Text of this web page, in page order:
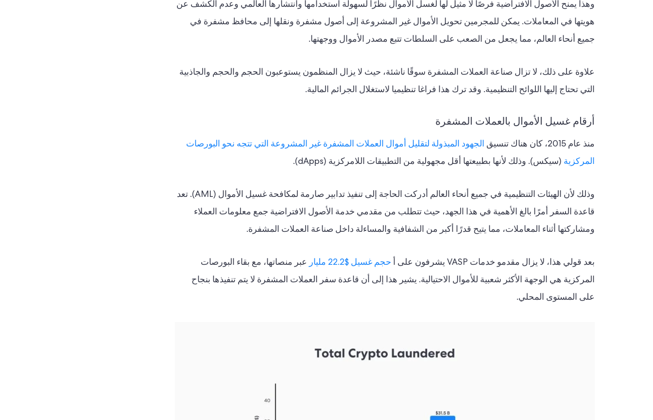
وهذا يمنح الأصول الافتراضية فرصًا لا مثيل لها لغسل الأموال نظرًا لسهولة استخدامها وانتشارها العالمي وعدم الكشف عن
هويتها في المعاملات. يمكن للمجرمين تحويل الأموال غير المشروعة إلى أصول مشفرة ونقلها إلى محافظ مشفرة في
جميع أنحاء العالم، مما يجعل من الصعب على السلطات تتبع مصدر الأموال ووجهتها.
علاوة على ذلك، لا تزال صناعة العملات المشفرة سوقًا ناشئة، حيث لا يزال المنظمون يستوعبون الحجم والحجم والجاذبية
التي تحتاج إليها اللوائح التنظيمية. وقد ترك هذا فراغا تنظيميا لاستغلال الجرائم المالية.
أرقام غسيل الأموال بالعملات المشفرة
منذ عام 2015، كان هناك تنسيق
الجهود المبذولة لتقليل أموال العملات المشفرة غير المشروعة التي تتجه نحو البورصات
المركزية (سيكس). وذلك لأنها بطبيعتها أقل مجهولية من التطبيقات اللامركزية (dApps).
وذلك لأن الهيئات التنظيمية في جميع أنحاء العالم أدركت الحاجة إلى تنفيذ تدابير صارمة لمكافحة غسيل الأموال (AML). تعد
قاعدة السفر أمرًا بالغ الأهمية في هذا الجهد، حيث تتطلب من مقدمي خدمة الأصول الافتراضية جمع معلومات العملاء
ومشاركتها أثناء المعاملات، مما يتيح قدرًا أكبر من الشفافية والمساءلة داخل صناعة العملات المشفرة.
بعد قولي هذا، لا يزال مقدمو خدمات VASP يشرفون على أ حجم غسيل $22.2 مليار
عبر منصاتها، مع بقاء البورصات
المركزية هي الوجهة الأكثر شعبية للأموال الاحتيالية. يشير هذا إلى أن قاعدة سفر العملات المشفرة لا يتم تنفيذها بنجاح
على المستوى المحلي.